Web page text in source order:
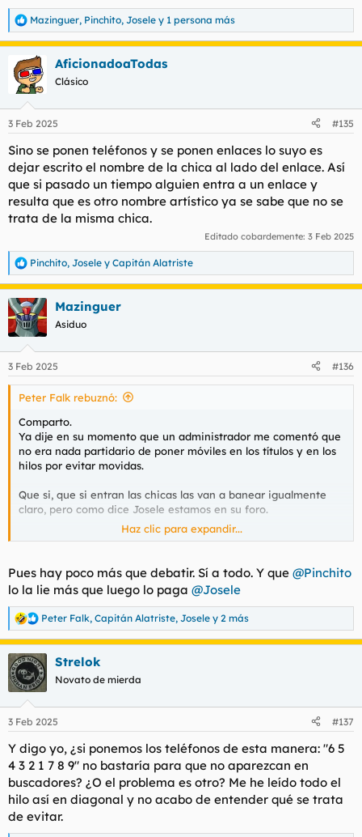
R
e
a
c
c
e
:
Mazinguer, Pinchito, Josele y 1 persona más
AficionadoaTodas
Clásico
3 Feb 2025 #135
Sino se ponen teléfonos y se ponen enlaces lo suyo es
dejar escrito el nombre de la chica al lado del enlace. Así
que si pasado un tiempo alguien entra a un enlace y
resulta que es otro nombre artístico ya se sabe que no se
trata de la misma chica.
Editado cobardemente: 3 Feb 2025
R
e
a
c
c
i
e
s
Pinchito, Josele y Capitán Alatriste
Mazinguer
Asiduo
3 Feb 2025 #136
Peter Falk rebuznó:
Comparto.
Ya dije en su momento que un administrador me comentó que
no era nada partidario de poner móviles en los títulos y en los
hilos por evitar movidas.
Que si, que si entran las chicas las van a banear igualmente
claro, pero como dice Josele estamos en su foro.
Pero por supuesto haced lo que os pase por los mismísimos.
Haz clic para expandir...
Pues hay poco más que debatir. Sí a todo. Y que @Pinchito
lo la lie más que luego lo paga @Josele
R
e
a
c
c
i
e
Peter Falk, Capitán Alatriste, Josele y 2 más
Strelok
Novato de mierda
3 Feb 2025 #137
Y digo yo, ¿si ponemos los teléfonos de esta manera: "6 5
4 3 2 1 7 8 9" no bastaría para que no aparezcan en
buscadores? ¿O el problema es otro? Me he leído todo el
hilo así en diagonal y no acabo de entender qué se trata
de evitar.